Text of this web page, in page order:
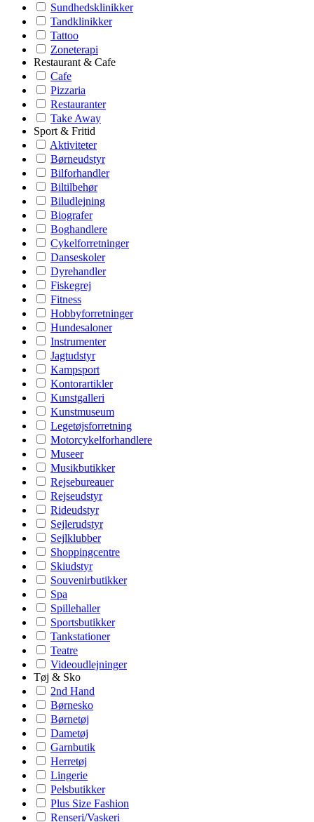
Sundhedsklinikker
Tandklinikker
Tattoo
Zoneterapi
Restaurant & Cafe
Cafe
Pizzaria
Restauranter
Take Away
Sport & Fritid
Aktiviteter
Børneudstyr
Bilforhandler
Biltilbehør
Biludlejning
Biografer
Boghandlere
Cykelforretninger
Danseskoler
Dyrehandler
Fiskegrej
Fitness
Hobbyforretninger
Hundesaloner
Instrumenter
Jagtudstyr
Kampsport
Kontorartikler
Kunstgalleri
Kunstmuseum
Legetøjsforretning
Motorcykelforhandlere
Museer
Musikbutikker
Rejsebureauer
Rejseudstyr
Rideudstyr
Sejlerudstyr
Sejlklubber
Shoppingcentre
Skiudstyr
Souvenirbutikker
Spa
Spillehaller
Sportsbutikker
Tankstationer
Teatre
Videoudlejninger
Tøj & Sko
2nd Hand
Børnesko
Børnetøj
Dametøj
Garnbutik
Herretøj
Lingerie
Pelsbutikker
Plus Size Fashion
Renseri/Vaskeri